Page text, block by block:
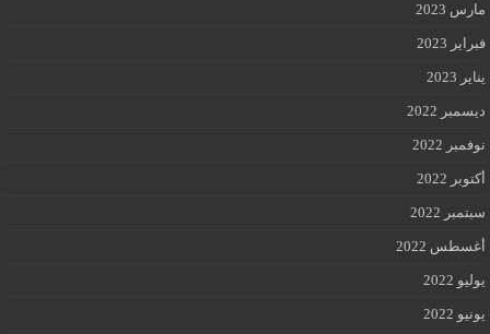
مارس 2023
فبراير 2023
يناير 2023
ديسمبر 2022
نوفمبر 2022
أكتوبر 2022
سبتمبر 2022
أغسطس 2022
يوليو 2022
يونيو 2022